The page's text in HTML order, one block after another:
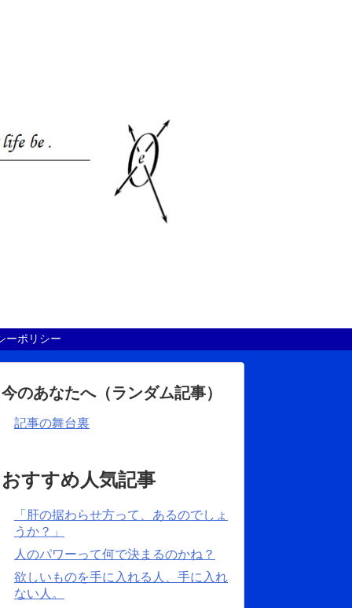
ーポリシー
今のあなたへ（ランダム記事）
記事の舞台裏
おすすめ人気記事
「肝の据わらせ方って、あるのでしょ
うか？」
人のパワーって何で決まるのかね？
欲しいものを手に入れる人、手に入れ
ない人。